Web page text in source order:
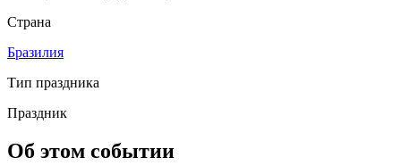
Страна
Бразилия
Тип праздника
Праздник
Об этом событии